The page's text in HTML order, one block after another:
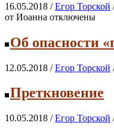
16.05.2018 /Егор Торской
от Иоанна отключены
Об опасности
12.05.2018 /Егор Торской
Преткновение
10.05.2018 /Егор Торской